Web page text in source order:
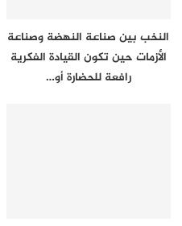
النخب بين صناعة النهضة وصناعة
الأزمات حين تكون القيادة الفكرية
رافعة للحضارة أو…